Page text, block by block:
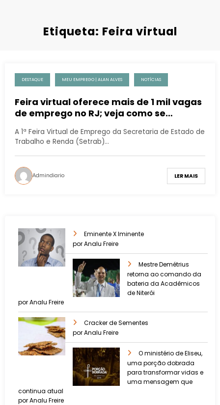
Etiqueta: Feira virtual
DESTAQUE MEU EMPREGO | ALAN ALVES NOTÍCIAS
Feira virtual oferece mais de 1 mil vagas
de emprego no RJ; veja como se
A 1ª Feira Virtual de Emprego da Secretaria de Estado de
Trabalho e Renda (Setrab)…
Admindiario LER MAIS
Eminente X Iminente
por Analu Freire
Mestre Demétrius
retorna ao comando da
bateria da Acadêmicos
de Niterói
por Analu Freire
Cracker de Sementes
por Analu Freire
O ministério de Eliseu,
uma porção dobrada
para transformar vidas e
uma mensagem que
continua atual
por Analu Freire